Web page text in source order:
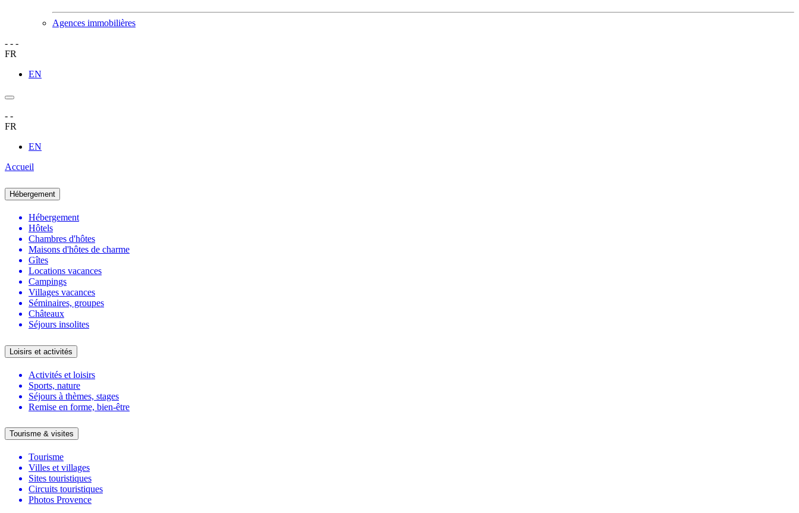
Agences immobilières
- - -
FR
EN
- -
FR
EN
Accueil
Hébergement
Hébergement
Hôtels
Chambres d'hôtes
Maisons d'hôtes de charme
Gîtes
Locations vacances
Campings
Villages vacances
Séminaires, groupes
Châteaux
Séjours insolites
Loisirs et activités
Activités et loisirs
Sports, nature
Séjours à thèmes, stages
Remise en forme, bien-être
Tourisme & visites
Tourisme
Villes et villages
Sites touristiques
Circuits touristiques
Photos Provence